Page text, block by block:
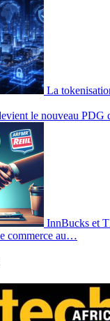
La
le nouveau PDG
InnBucks et
commerce au…